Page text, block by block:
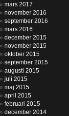
mars 2017
november 2016
september 2016
mars 2016
december 2015
november 2015
oktober 2015
september 2015
augusti 2015
juli 2015
maj 2015
april 2015
februari 2015
december 2014